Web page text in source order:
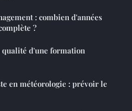
: combien d'années
?
d'une formation
en météorologie : prévoir le